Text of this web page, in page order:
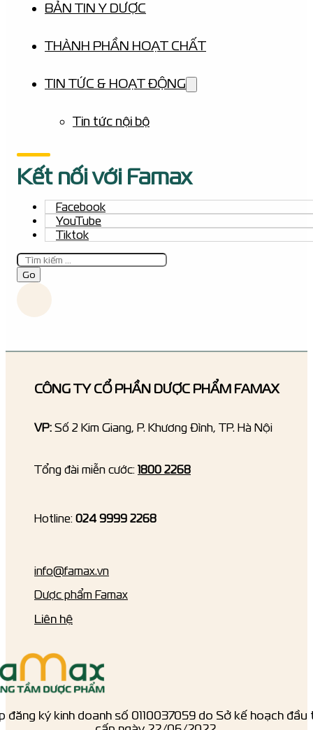
BẢN TIN Y DƯỢC
THÀNH PHẦN HOẠT CHẤT
TIN TỨC & HOẠT ĐỘNG
Tin tức nội bộ
Kết nối với Famax
Facebook
YouTube
Tiktok
Tìm
kiếm
Go
đăng ký kinh doanh số ‎0110037059 do Sở kế hoạch đầu
CÔNG TY CỔ PHẦN DƯỢC PHẨM FAMAX
VP: Số 2 Kim Giang, P. Khương Đình, TP. Hà Nội
Tổng đài miễn cước: 1800 2268
Hotline: 024 9999 2268
info@famax.vn
Dược phẩm Famax
Liên hệ